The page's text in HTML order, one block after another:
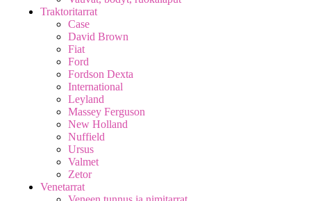
Traktoritarrat
Case
David Brown
Fiat
Ford
Fordson Dexta
International
Leyland
Massey Ferguson
New Holland
Nuffield
Ursus
Valmet
Zetor
Venetarrat